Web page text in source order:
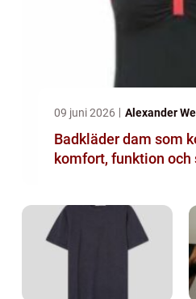
09 juni 2026 Alexander
Badkläder dam som
komfort, funktion och